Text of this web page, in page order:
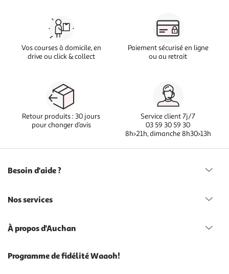
Vos courses à domicile, en
drive ou click & collect
Paiement sécurisé en ligne
ou au retrait
Retour produits : 30 jours
pour changer d’avis
Service client 7j/7
03 59 30 59 30
8h>21h, dimanche 8h30>13h
Besoin d'aide ?
Nos services
À propos d'Auchan
Programme de fidélité Waaoh!